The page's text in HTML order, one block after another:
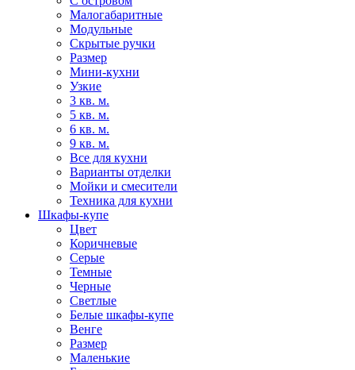
Малогабаритные
Модульные
Скрытые ручки
Размер
Мини-кухни
Узкие
3 кв. м.
5 кв. м.
6 кв. м.
9 кв. м.
Все для кухни
Варианты отделки
Мойки и смесители
Техника для кухни
Шкафы-купе
Цвет
Коричневые
Серые
Темные
Черные
Светлые
Белые шкафы-купе
Венге
Размер
Маленькие